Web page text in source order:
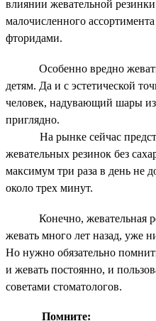
влиянии жевательной
малочисленного
фторидами.
Особенно вредно
детям. Да и с эстетической
человек, надувающий шары
приглядно.
На рынке сейчас
жевательных резинок без
максимум три раза в день не
около трех минут.
Конечно, жевательная
жевать много лет назад, уже
Но нужно обязательно
и жевать постоянно, и
советами стоматологов.
Помните: